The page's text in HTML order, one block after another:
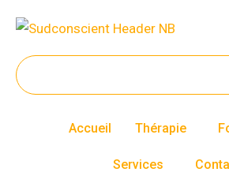
contenu
Accueil Thérapie
Services